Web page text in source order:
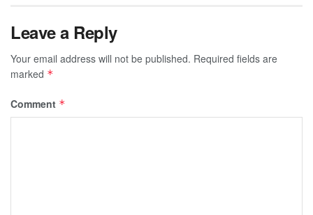
Leave a Reply
Your email address will not be published. Required fields are
marked *
Comment *